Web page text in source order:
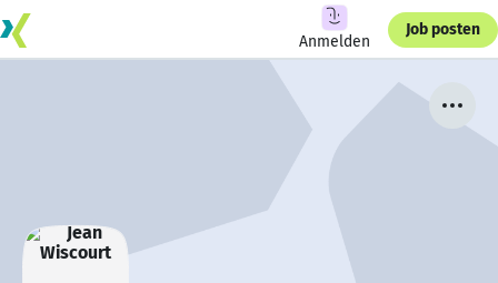
Anmelden
Job posten